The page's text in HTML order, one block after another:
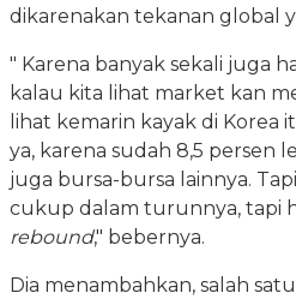
dikarenakan tekanan global
" Karena banyak sekali juga
kalau kita lihat market kan
lihat kemarin kayak di Korea
ya, karena sudah 8,5 persen
juga bursa-bursa lainnya.
cukup dalam turunnya, tapi
rebound," bebernya.
Dia menambahkan, salah